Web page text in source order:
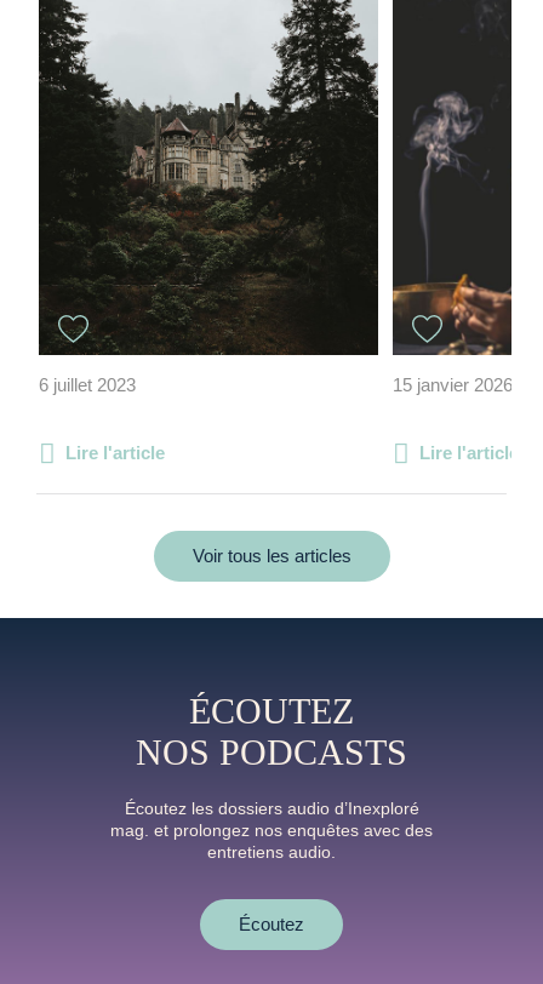
6 juillet 2023
Lire l'article
15 janvier 2026
Lire l'article
Voir tous les articles
ÉCOUTEZ
NOS PODCASTS
Écoutez les dossiers audio d’Inexploré
mag. et prolongez nos enquêtes avec des
entretiens audio.
Écoutez